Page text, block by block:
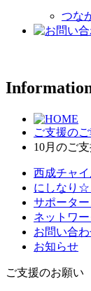
つな
ご支援の
10月のご
西成チャ
にしなり☆
サポータ
ネットワー
お問い合
お知らせ
ご支援のお願い